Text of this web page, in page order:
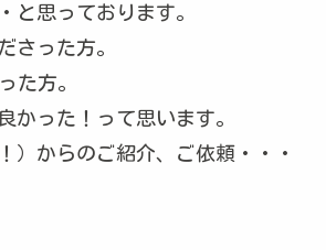
と思っております。
さった方。
た方。
かった！って思います。
）からのご紹介、ご依頼・・・